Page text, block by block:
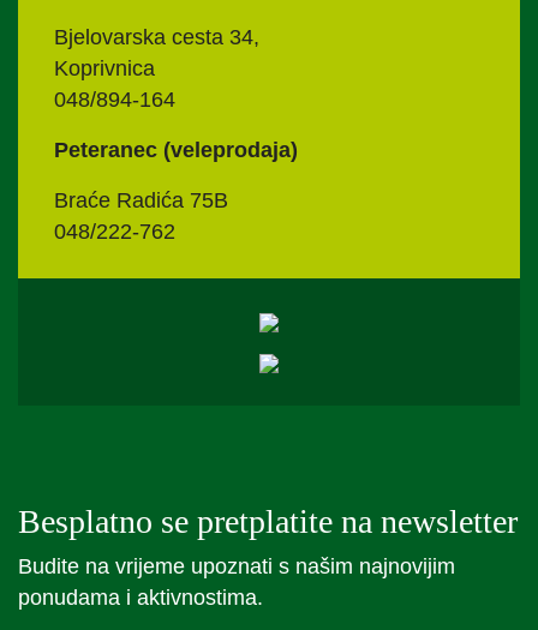
Bjelovarska cesta 34,
Koprivnica
048/894-164
Peteranec (veleprodaja)
Braće Radića 75B
048/222-762
Besplatno se pretplatite na newsletter
Budite na vrijeme upoznati s našim najnovijim
ponudama i aktivnostima.